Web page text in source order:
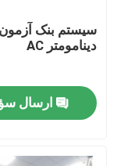
پرونده ها
گشتاور
دینامومتر با
سیستم بنک آزمون
دینامومتر AC
ارسال